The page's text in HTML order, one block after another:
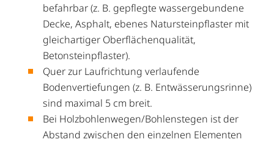
befahrbar (z. B. gepflegte wassergebundene
Decke, Asphalt, ebenes Natursteinpflaster mit
gleichartiger Oberflächenqualität,
Betonsteinpflaster).
Quer zur Laufrichtung verlaufende
Bodenvertiefungen (z. B. Entwässerungsrinne)
sind maximal 5 cm breit.
Bei Holzbohlenwegen/Bohlenstegen ist der
Abstand zwischen den einzelnen Elementen